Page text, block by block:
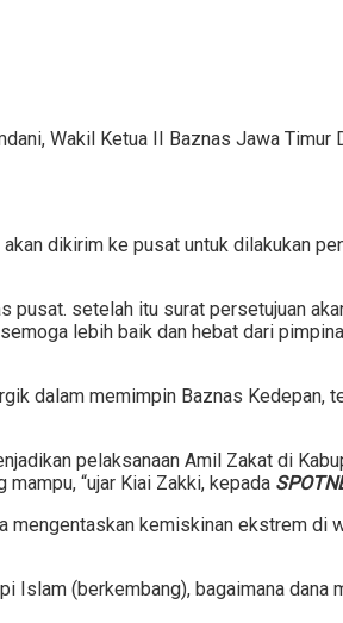
Wakil Ketua II Baznas Jawa Timur
dikirim ke pusat untuk dilakukan
pusat. setelah itu surat persetujuan
lebih baik dan hebat dari
dalam memimpin Baznas Kedepan,
pelaksanaan Amil Zakat di
“ujar Kiai Zakki, kepada
mengentaskan kemiskinan ekstrem di
Islam (berkembang), bagaimana